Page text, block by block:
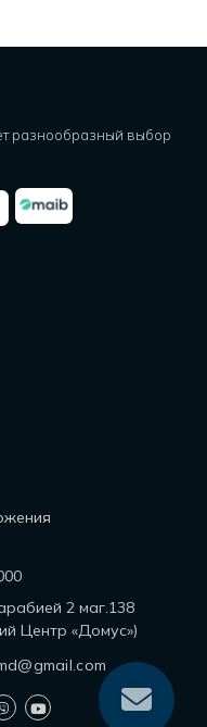
разнообразный выбор
2 маг.138
Центр «Домус»)